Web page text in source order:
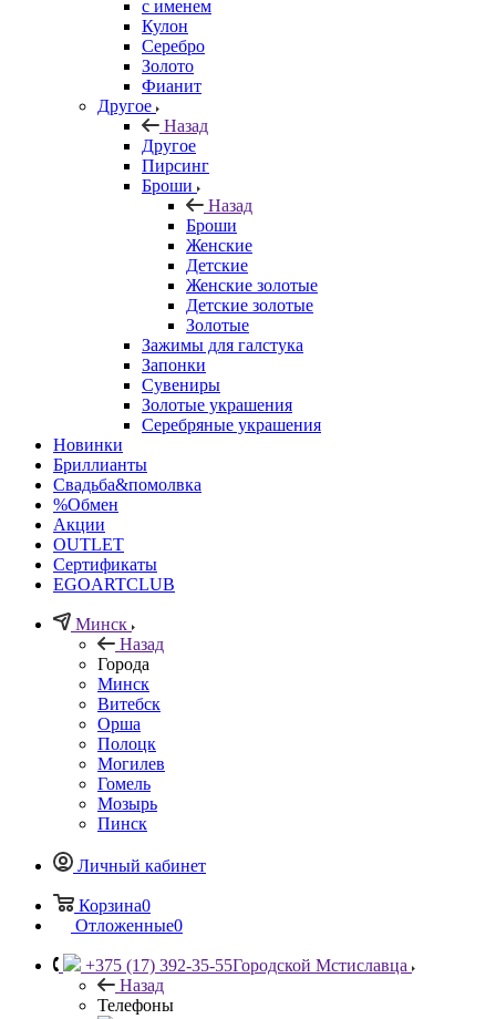
с именем
Кулон
Серебро
Золото
Фианит
Другое
Назад
Другое
Пирсинг
Броши
Назад
Броши
Женские
Детские
Женские золотые
Детские золотые
Золотые
Зажимы для галстука
Запонки
Сувениры
Золотые украшения
Серебряные украшения
Новинки
Бриллианты
Свадьба&помолвка
%Обмен
Акции
OUTLET
Сертификаты
EGOARTCLUB
Минск
Назад
Города
Минск
Витебск
Орша
Полоцк
Могилев
Гомель
Мозырь
Пинск
Личный кабинет
Корзина0
Отложенные0
+375 (17) 392-35-55Городской Мстиславца
Назад
Телефоны